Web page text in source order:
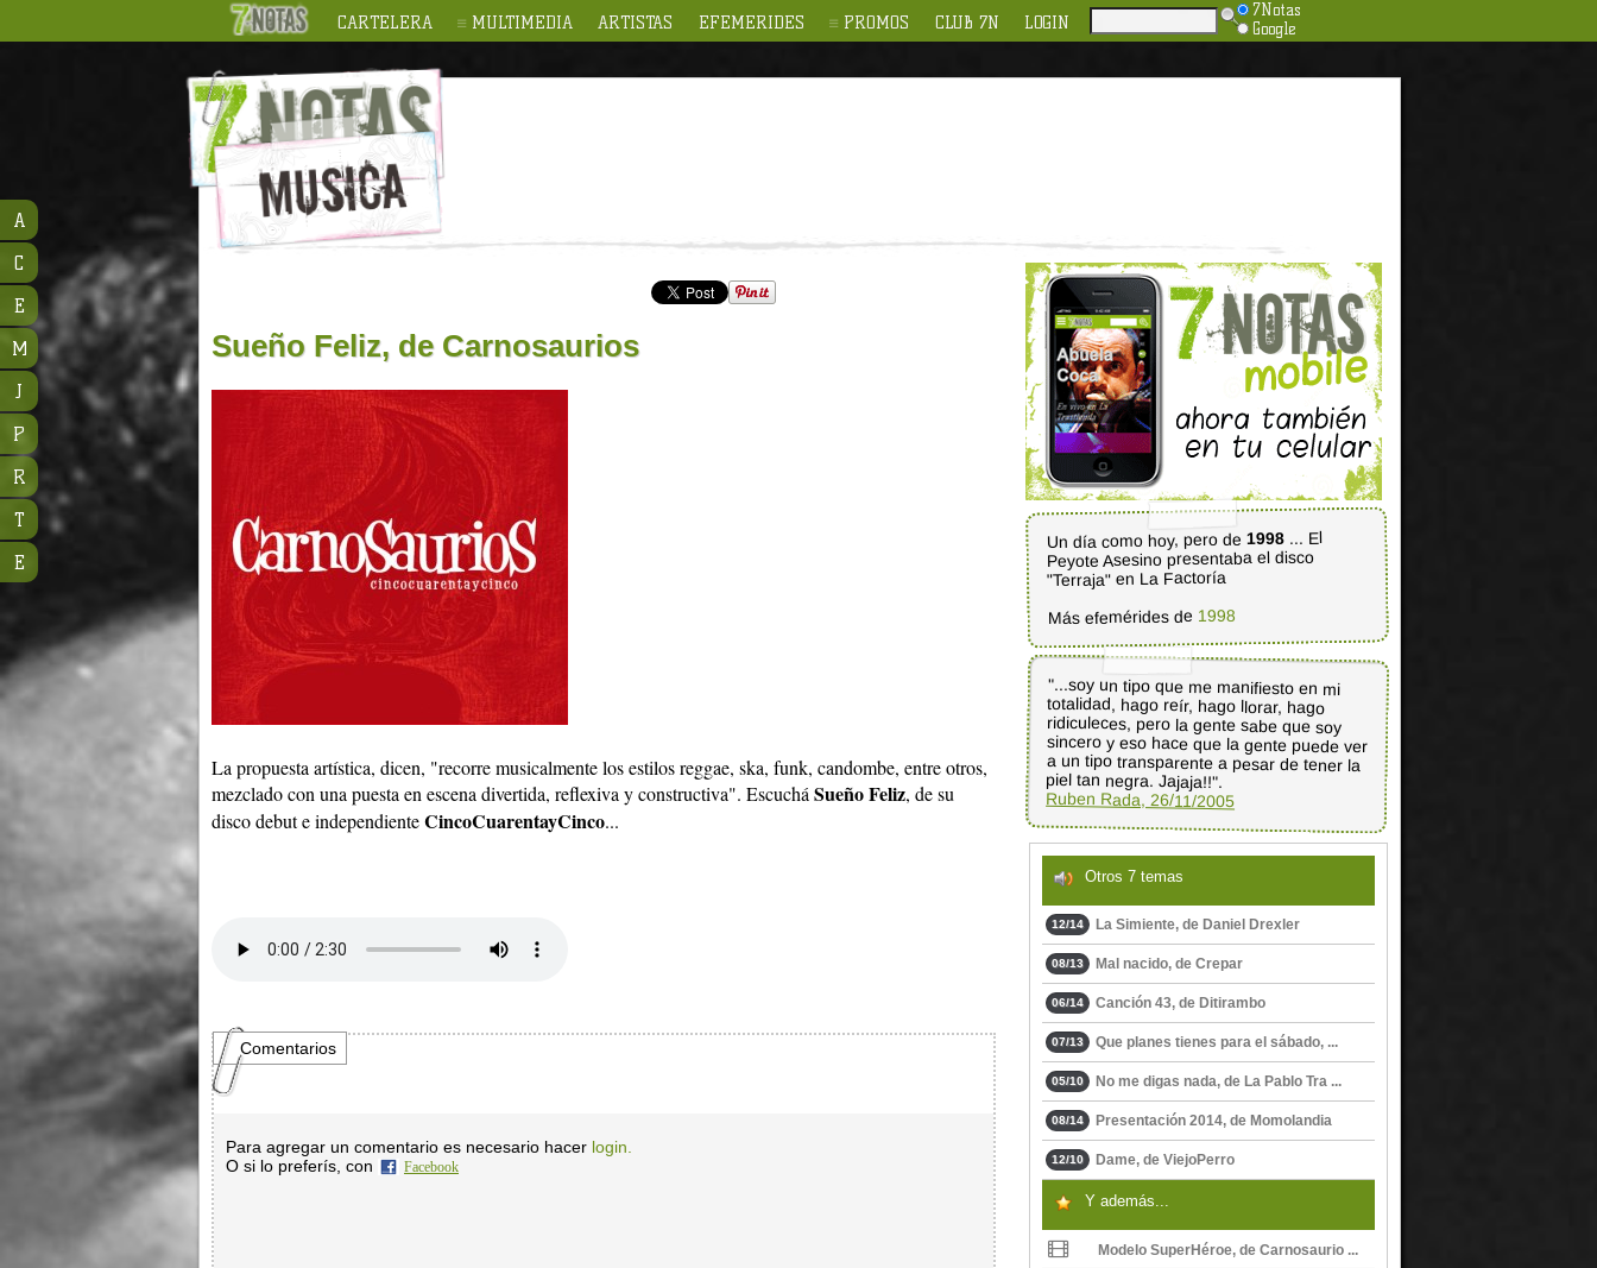
CARTELERA MULTIMEDIA ARTISTAS EFEMERIDES PROMOS CLUB 7N LOGIN
7Notas
Google
Sueño Feliz, de Carnosaurios
La propuesta artística, dicen, "recorre musicalmente los estilos reggae, ska, funk, candombe, entre otros,
mezclado con una puesta en escena divertida, reflexiva y constructiva". Escuchá Sueño Feliz, de su
disco debut e independienteCincoCuarentayCinco...
Comentarios
Para agregar un comentario es necesario hacer login.
O si lo preferís, con
Facebook
Un día como hoy, pero de 1998 ... El
Peyote Asesino presentaba el disco
"Terraja" en La Factoría
Más efemérides de 1998
"...soy un tipo que me manifiesto en mi
totalidad, hago reír, hago llorar, hago
ridiculeces, pero la gente sabe que soy
sincero y eso hace que la gente puede ver
a un tipo transparente a pesar de tener la
piel tan negra. Jajaja!!".
Ruben Rada, 26/11/2005
Otros 7 temas
12/14 La Simiente, de Daniel Drexler
08/13 Mal nacido, de Crepar
06/14 Canción 43, de Ditirambo
07/13 Que planes tienes para el sábado, ...
05/10 No me digas nada, de La Pablo Tra ...
08/14 Presentación 2014, de Momolandia
12/10 Dame, de ViejoPerro
Y además...
Modelo SuperHéroe, de Carnosaurio ...
A
C
E
M
J
P
R
T
E